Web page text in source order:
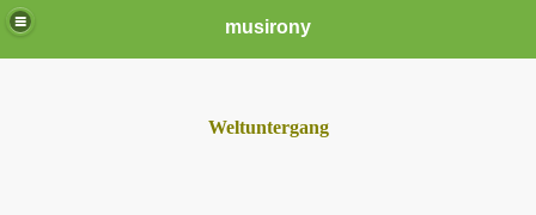
musirony
Weltuntergang